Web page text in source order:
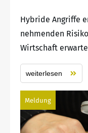
Hybride Angriffe
nehmenden
Wirtschaft
weiterlesen
Meldung